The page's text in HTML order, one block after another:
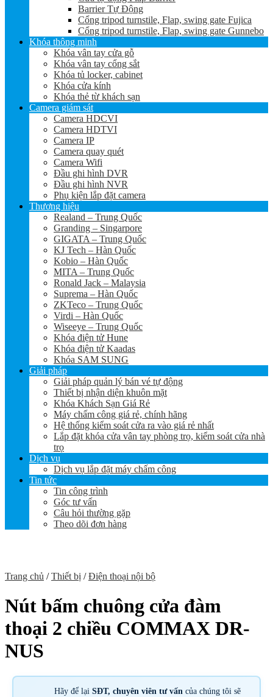
Barrier Tự Động
Cổng tripod turnstile, Flap, swing gate Fujica
Cổng tripod turnstile, Flap, swing gate Gunnebo
Khóa thông minh
Khóa vân tay cửa gỗ
Khóa vân tay cổng sắt
Khóa tủ locker, cabinet
Khóa cửa kính
Khóa thẻ từ khách sạn
Camera giám sát
Camera HDCVI
Camera HDTVI
Camera IP
Camera quay quét
Camera Wifi
Đầu ghi hình DVR
Đầu ghi hình NVR
Phụ kiện lắp đặt camera
Thương hiệu
Realand – Trung Quốc
Granding – Singarpore
GIGATA – Trung Quốc
KJ Tech – Hàn Quốc
Kobio – Hàn Quốc
MITA – Trung Quốc
Ronald Jack – Malaysia
Suprema – Hàn Quốc
ZKTeco – Trung Quốc
Virdi – Hàn Quốc
Wiseeye – Trung Quốc
Khóa điện tử Hune
Khóa điện tử Kaadas
Khóa SAM SUNG
Giải pháp
Giải pháp quản lý bán vé tự động
Thiết bị nhận diện khuôn mặt
Khóa Khách Sạn Giá Rẻ
Máy chấm công giá rẻ, chính hãng
Hệ thống kiểm soát cửa ra vào giá rẻ nhất
Lắp đặt khóa cửa vân tay phòng trọ, kiểm soát cửa nhà
trọ
Dịch vụ
Dịch vụ lắp đặt máy chấm công
Tin tức
Tin công trình
Góc tư vấn
Câu hỏi thường gặp
Theo dõi đơn hàng
Trang chủ / Thiết bị / Điện thoại nội bộ
Nút bấm chuông cửa đàm
thoại 2 chiều COMMAX DR-
NUS
Hãy để lạiSĐT, chuyên viên tư vấncủa chúng tôi sẽ